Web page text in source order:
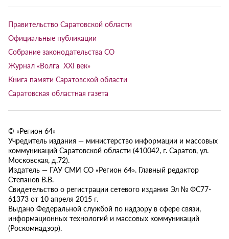
Правительство Саратовской области
Официальные публикации
Собрание законодательства СО
Журнал «Волга XXI век»
Книга памяти Саратовской области
Саратовская областная газета
© «Регион 64»
Учредитель издания — министерство информации и массовых
коммуникаций Саратовской области (410042, г. Саратов, ул.
Московская, д.72).
Издатель — ГАУ СМИ СО «Регион 64». Главный редактор
Степанов В.В.
Свидетельство о регистрации сетевого издания Эл № ФС77-
61373 от 10 апреля 2015 г.
Выдано Федеральной службой по надзору в сфере связи,
информационных технологий и массовых коммуникаций
(Роскомнадзор).